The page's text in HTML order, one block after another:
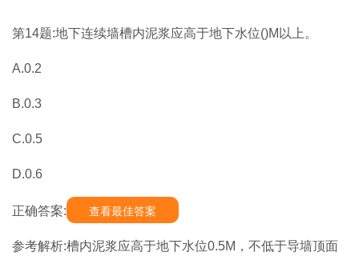
第14题:地下连续墙槽内泥浆应高于地下水位()M以上。
A.0.2
B.0.3
C.0.5
D.0.6
正确答案: 查看最佳答案
参考解析:槽内泥浆应高于地下水位0.5M，不低于导墙顶面